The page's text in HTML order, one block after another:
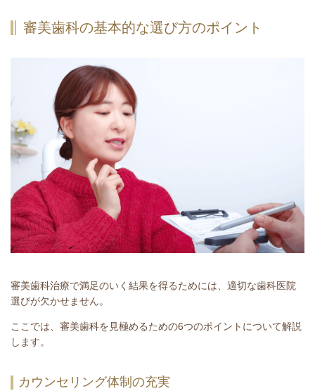
審美歯科の基本的な選び方のポイント
審美歯科治療で満足のいく結果を得るためには、適切な歯科医院
選びが欠かせません。
ここでは、審美歯科を見極めるための6つのポイントについて解説
します。
カウンセリング体制の充実